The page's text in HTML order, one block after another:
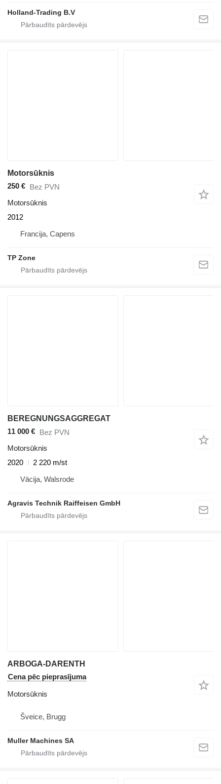
Holland-Trading B.V
Motorsūknis
250 € Bez PVN
Motorsūknis
2012
Francija, Capens
TP Zone
BEREGNUNGSAGGREGAT
11 000 € Bez PVN
Motorsūknis
2020
2 220 m/st
Vācija, Walsrode
Agravis Technik Raiffeisen GmbH
ARBOGA-DARENTH
Cena pēc pieprasījuma
Motorsūknis
Šveice, Brugg
Muller Machines SA